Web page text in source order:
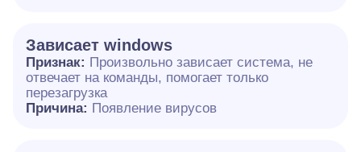
Зависает windows
Признак: Произвольно зависает система, не
отвечает на команды, помогает только
перезагрузка
Причина: Появление вирусов